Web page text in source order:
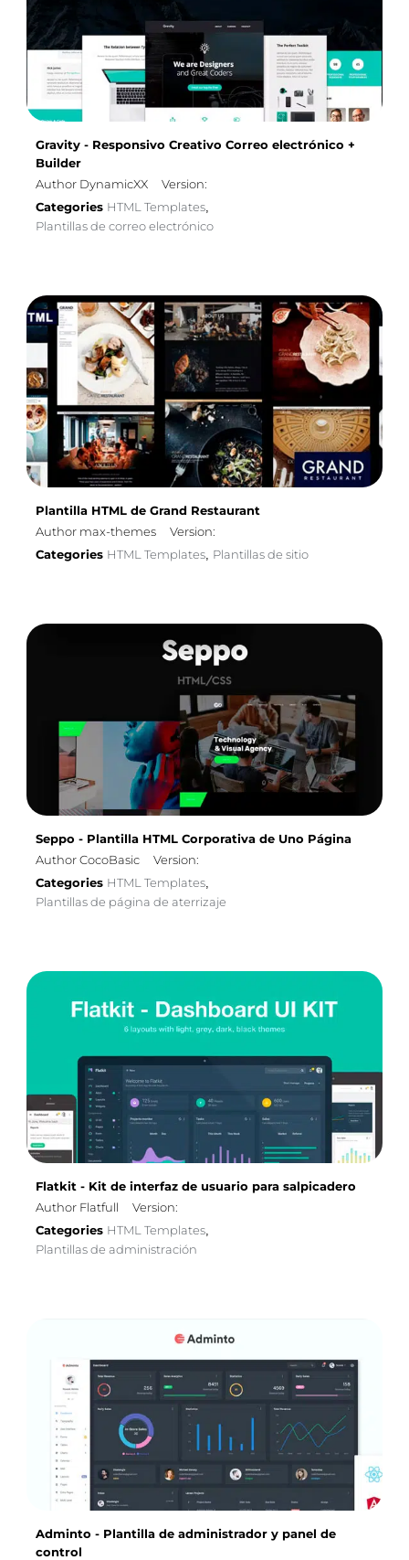
Gravity - Responsivo Creativo Correo electrónico +
Builder
Author DynamicXX
Version:
Categories HTML Templates
Plantillas de correo electrónico
Plantilla HTML de Grand Restaurant
Author max-themes
Version:
Categories HTML Templates Plantillas de sitio
Seppo - Plantilla HTML Corporativa de Uno Página
Author CocoBasic
Version:
Categories HTML Templates
Plantillas de página de aterrizaje
Flatkit - Kit de interfaz de usuario para salpicadero
Author Flatfull
Version:
Categories HTML Templates
Plantillas de administración
Adminto - Plantilla de administrador y panel de
control